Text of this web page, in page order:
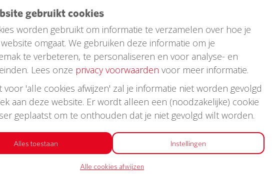
in jouw straat?
een AED + buitenkast met korting
gebruikt cookies
worden gebruikt om informatie te verzamelen over hoe je
omgaat. We gebruiken deze informatie om je
te verbeteren, te personaliseren en voor analyse- en
Lees onze privacy voorwaarden voor meer informatie.
voor 'alle cookies afwijzen' zal je informatie niet worden gevolgd
aan deze website. Er wordt alleen een (noodzakelijke) cookie
geplaatst om te onthouden dat je niet gevolgd wilt worden.
Alles toestaan Instellingen
Alle cookies afwijzen